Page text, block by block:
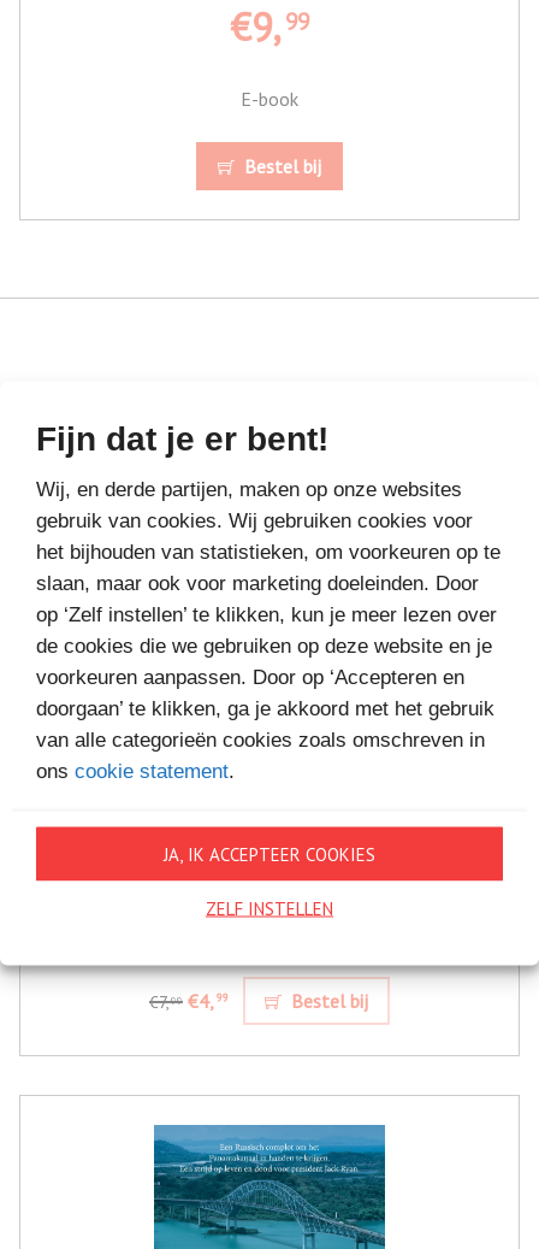
Fijn dat je er bent!
Wij, en derde partijen, maken op onze websites
gebruik van cookies. Wij gebruiken cookies voor
het bijhouden van statistieken, om voorkeuren op te
slaan, maar ook voor marketing doeleinden. Door
op ‘Zelf instellen’ te klikken, kun je meer lezen over
de cookies die we gebruiken op deze website en je
voorkeuren aanpassen. Door op ‘Accepteren en
doorgaan’ te klikken, ga je akkoord met het gebruik
van alle categorieën cookies zoals omschreven in
ons cookie statement.
JA, IK ACCEPTEER COOKIES
ZELF INSTELLEN
€9,99
E-book
Bestel bij
VAKANTIELEZEN
€7,99 €4,99 Bestel bij